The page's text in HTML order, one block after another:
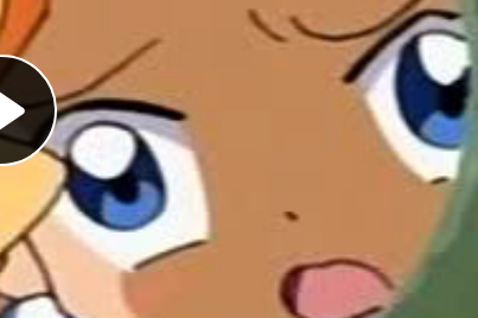
Play
Video